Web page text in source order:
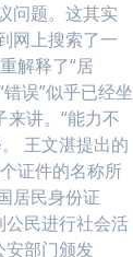
问题。这其实
网上搜索了一
解释了“居
误”似乎已经坐
来讲。“能力不
王文湛提出的
证件的名称所
居民身份证
公民进行社会活
安部门颁发